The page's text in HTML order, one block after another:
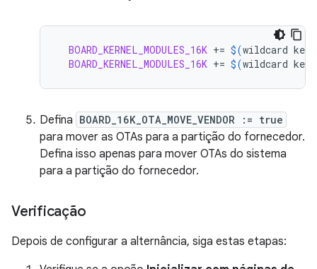
BOARD_KERNEL_MODULES_16K += $(wildcard
BOARD_KERNEL_MODULES_16K += $(wildcard
Defina BOARD_16K_OTA_MOVE_VENDOR := true
para mover as OTAs para a partição do fornecedor.
Defina isso apenas para mover OTAs do sistema
para a partição do fornecedor.
Verificação
Depois de configurar a alternância, siga estas etapas: